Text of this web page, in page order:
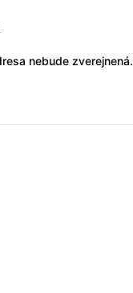
nebude zverejnená.